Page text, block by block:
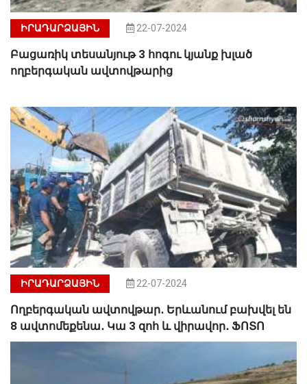
ԻՐԱԴԱՐՁԱՅԻՆ 22-07-2024
Բացառիկ տեսանյութ 3 հոգու կյանք խլած
ողբերգական ավտովթարից
ԻՐԱԴԱՐՁԱՅԻՆ 22-07-2024
Ողբերգական ավտովթար․ Երևանում բախվել են
8 ավտոմեքենա․ Կա 3 զոհ և վիրավոր․ ՖՈՏՈ